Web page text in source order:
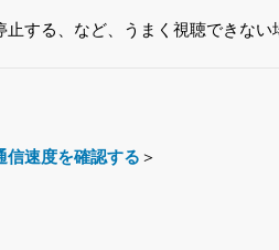
止する、など、うまく視聴できな
信速度を確認する ＞